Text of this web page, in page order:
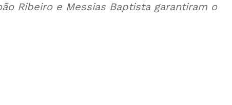
Ribeiro e Messias Baptista garantiram o